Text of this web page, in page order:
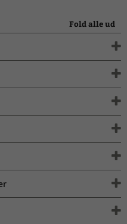
Fold alle ud